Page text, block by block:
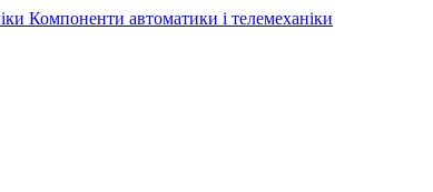
Компоненти автоматики і телемеханіки